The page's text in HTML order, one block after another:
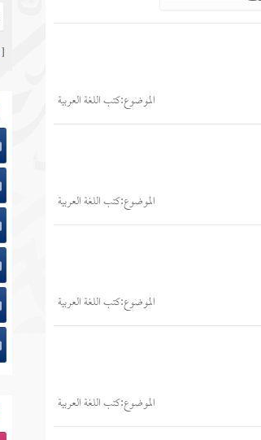
الموضوع:كتب اللغة العربية
الموضوع:كتب اللغة العربية
الموضوع:كتب اللغة العربية
الموضوع:كتب اللغة العربية